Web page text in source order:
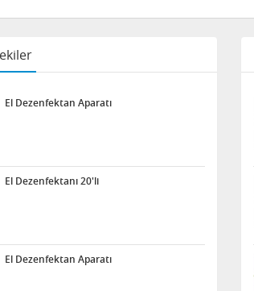
El Dezenfektan Aparatı
El Dezenfektanı 20'li
El Dezenfektan Aparatı